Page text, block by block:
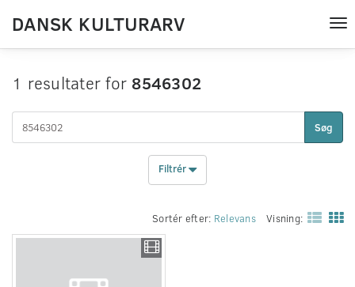
DANSK KULTURARV
1 resultater for 8546302
Søg
Filtrér
Sortér efter: Relevans Visning: